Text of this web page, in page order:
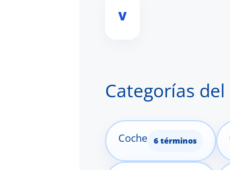
V
Categorías
Coche 6 términos